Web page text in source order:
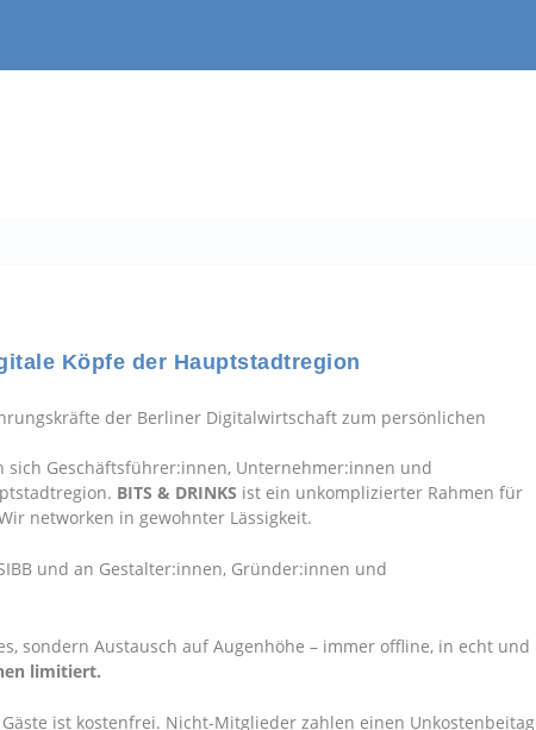
Köpfe der Hauptstadtregion
der Berliner Digitalwirtschaft zum persönlichen
sich Geschäftsführer:innen, Unternehmer:innen und
BITS & DRINKS ist ein unkomplizierter Rahmen für
networken in gewohnter Lässigkeit.
und an Gestalter:innen, Gründer:innen und
sondern Austausch auf Augenhöhe – immer offline, in echt und
limitiert.
ist kostenfrei. Nicht-Mitglieder zahlen einen Unkostenbeitag